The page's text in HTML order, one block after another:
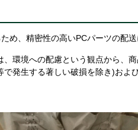
め、精密性の高いPCパーツの配
環境への配慮という観点から
発生する著しい破損を除き)お